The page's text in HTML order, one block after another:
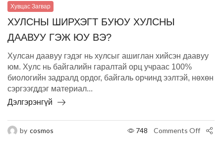
Хувцас Загвар
ХУЛСНЫ ШИРХЭГТ БУЮУ ХУЛСНЫ
ДААВУУ ГЭЖ ЮУ ВЭ?
Хулсан даавуу гэдэг нь хулсыг ашиглан хийсэн даавуу
юм. Хулс нь байгалийн гаралтай орц учраас 100%
биологийн задралд ордог, байгаль орчинд ээлтэй, нөхөн
сэргээгддэг материал...
Дэлгэрэнгүй
by cosmos 748 Comments Off